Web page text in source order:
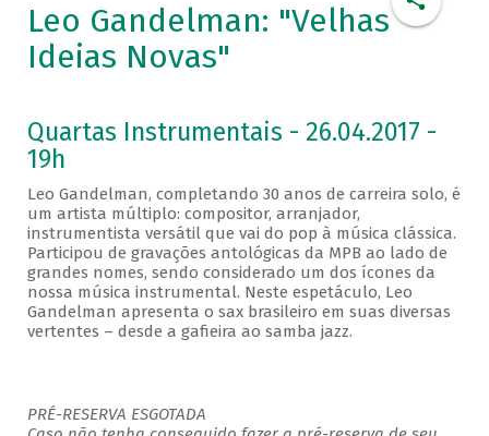
Leo Gandelman: "Velhas
Ideias Novas"
Quartas Instrumentais - 26.04.2017 -
19h
Leo Gandelman, completando 30 anos de carreira solo, é
um artista múltiplo: compositor, arranjador,
instrumentista versátil que vai do pop à música clássica.
Participou de gravações antológicas da MPB ao lado de
grandes nomes, sendo considerado um dos ícones da
nossa música instrumental. Neste espetáculo, Leo
Gandelman apresenta o sax brasileiro em suas diversas
vertentes – desde a gafieira ao samba jazz.
PRÉ-RESERVA ESGOTADA